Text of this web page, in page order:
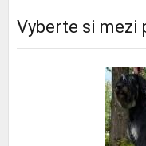
Vyberte si mezi